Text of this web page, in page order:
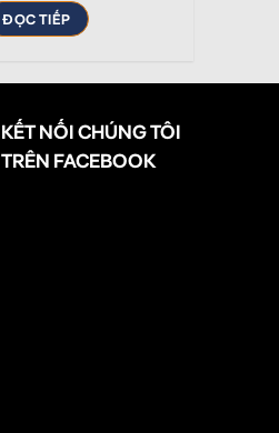
ĐỌC TIẾP
KẾT NỐI CHÚNG TÔI
TRÊN FACEBOOK